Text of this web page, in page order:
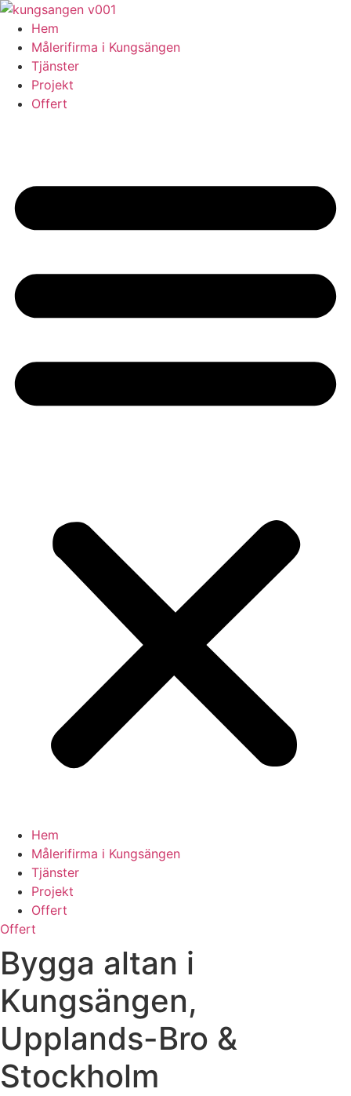
Skip
content
Hem
Målerifirma i Kungsängen
Tjänster
Projekt
Offert
Hem
Målerifirma i Kungsängen
Tjänster
Projekt
Offert
Offert
Bygga altan i
Kungsängen,
Upplands-Bro &
Stockholm